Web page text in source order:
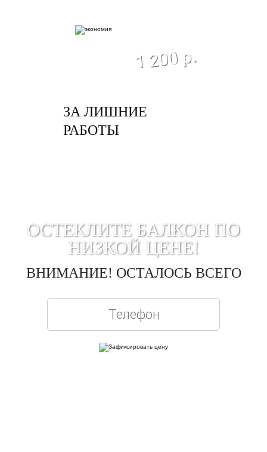
1 200 р.
ЗА ЛИШНИЕ
РАБОТЫ
ОСТЕКЛИТЕ БАЛКОН ПО
НИЗКОЙ ЦЕНЕ!
ВНИМАНИЕ! ОСТАЛОСЬ ВСЕГО